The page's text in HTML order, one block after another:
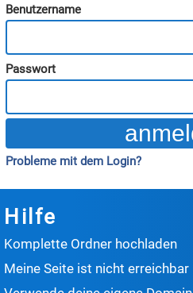
Benutzername
Passwort
Probleme mit dem Login?
Hilfe
Komplette Ordner hochladen
Meine Seite ist nicht erreichbar